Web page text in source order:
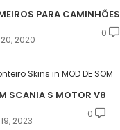
PARA CAMINHÕES
2020
0
Skins MOD DE SOM
SCANIA S MOTOR V8
2023
0